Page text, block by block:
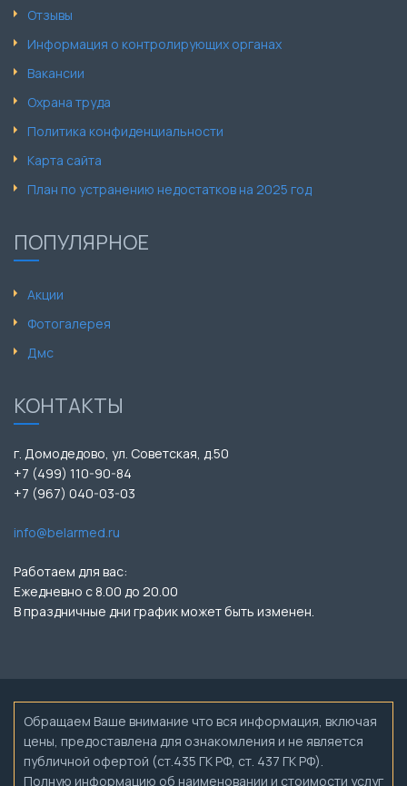
Отзывы
Информация о контролирующих органах
Вакансии
Охрана труда
Политика конфиденциальности
Карта сайта
План по устранению недостатков на 2025 год
ПОПУЛЯРНОЕ
Акции
Фотогалерея
Дмс
КОНТАКТЫ
г. Домодедово, ул. Советская, д.50
+7 (499) 110-90-84
+7 (967) 040-03-03
info@belarmed.ru
Работаем для вас:
Ежедневно с 8.00 до 20.00
В праздничные дни график может быть изменен.
Обращаем Ваше внимание что вся информация, включая
цены, предоставлена для ознакомления и не является
публичной офертой (ст.435 ГК РФ, ст. 437 ГК РФ).
Полную информацию об наименовании и стоимости услуг